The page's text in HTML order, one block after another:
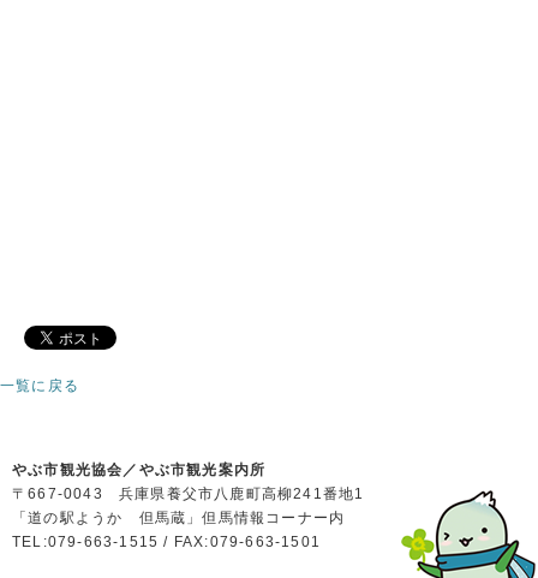
一覧に戻る
やぶ市観光協会／やぶ市観光案内所
〒667-0043 兵庫県養父市八鹿町高柳241番地1
「道の駅ようか 但馬蔵」但馬情報コーナー内
TEL:079-663-1515 / FAX:079-663-1501